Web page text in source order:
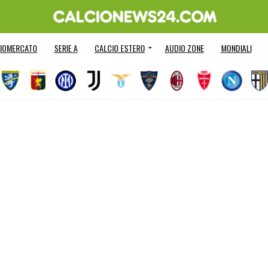
SERIE A CALCIO ESTERO AUDIO ZONE MONDIALI